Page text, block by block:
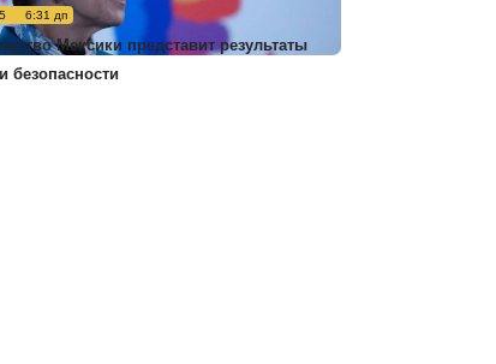
6:31 дп
Мексики представит результаты
безопасности